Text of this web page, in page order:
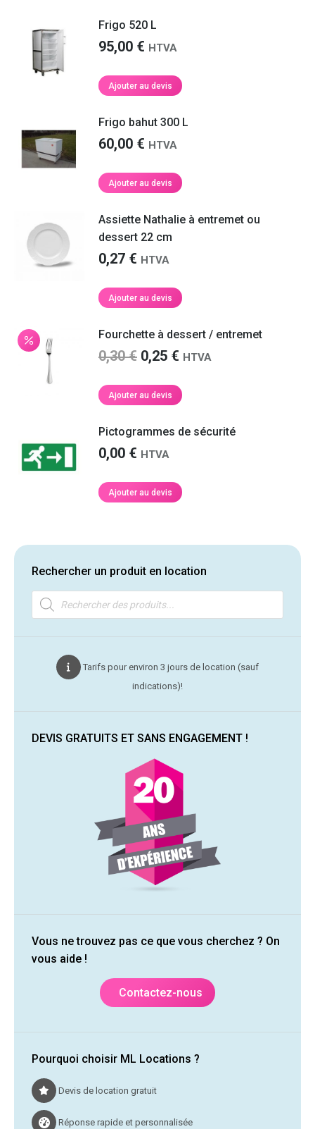
0,25 €.
Frigo 520 L
95,00 € HTVA
Ajouter au devis
Frigo bahut 300 L
60,00 € HTVA
Ajouter au devis
Assiette Nathalie à entremet ou
dessert 22 cm
0,27 € HTVA
Ajouter au devis
Fourchette à dessert / entremet
0,30€ Le
initial
0,30 €.
0,25 € Le
actuel
0,25 €.
HTVA
Ajouter au devis
Pictogrammes de sécurité
0,00 € HTVA
Ajouter au devis
Rechercher un produit en location
Recherche
de
produits
Tarifs pour environ 3 jours de location (sauf
indications)!
DEVIS GRATUITS ET SANS ENGAGEMENT !
Vous ne trouvez pas ce que vous cherchez ? On
vous aide !
Contactez-nous
Pourquoi choisir ML Locations ?
Devis de location gratuit
Réponse rapide et personnalisée